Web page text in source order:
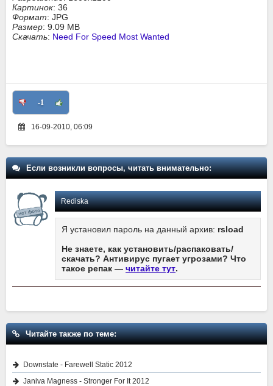
Картинок: 36
Формат: JPG
Размер: 9.09 MB
Скачать: Need For Speed Most Wanted
-1
16-09-2010, 06:09
Если возникли вопросы, читать внимательно:
Rediska
Я установил пароль на данный архив: rsload
Не знаете, как установить/распаковать/
скачать? Антивирус пугает угрозами? Что
такое репак — читайте тут.
Читайте также по теме:
Downstate - Farewell Static 2012
Janiva Magness - Stronger For It 2012